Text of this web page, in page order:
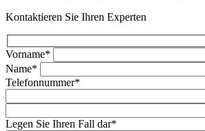
Kontaktieren Sie Ihren Experten
Vorname*
Name*
Telefonnummer*
Legen Sie Ihren Fall dar*